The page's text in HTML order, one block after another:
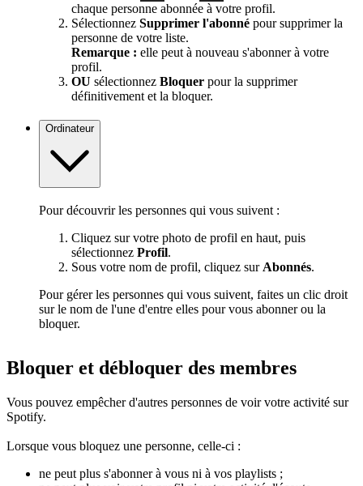
chaque personne abonnée à votre profil.
Sélectionnez Supprimer l'abonné pour supprimer la
personne de votre liste.
Remarque : elle peut à nouveau s'abonner à votre
profil.
OU sélectionnez Bloquer pour la supprimer
définitivement et la bloquer.
Ordinateur
Pour découvrir les personnes qui vous suivent :
Cliquez sur votre photo de profil en haut, puis
sélectionnez Profil.
Sous votre nom de profil, cliquez sur Abonnés.
Pour gérer les personnes qui vous suivent, faites un clic droit
sur le nom de l'une d'entre elles pour vous abonner ou la
bloquer.
Bloquer et débloquer des membres
Vous pouvez empêcher d'autres personnes de voir votre activité sur
Spotify.
Lorsque vous bloquez une personne, celle-ci :
ne peut plus s'abonner à vous ni à vos playlists ;